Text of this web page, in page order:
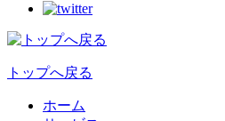
トップへ戻る
ホーム